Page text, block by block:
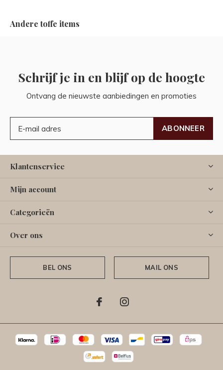
Andere toffe items
Schrijf je in en blijf op de hoogte
Ontvang de nieuwste aanbiedingen en promoties
ABONNEER
Klantenservice
Mijn account
Categorieën
Over ons
BEL ONS MAIL ONS